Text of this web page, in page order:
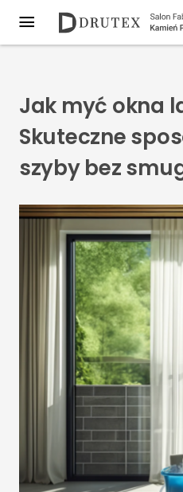
Jak myć okna
Skuteczne
szyby bez